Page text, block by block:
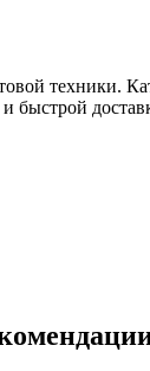
техники.